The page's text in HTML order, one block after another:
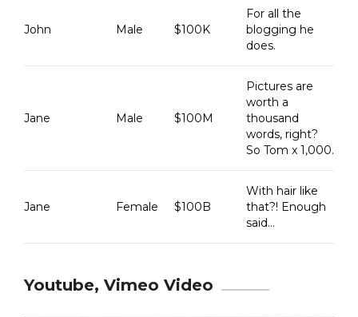
John Male $100K
For all the
blogging he
does.
Jane Male $100M
Pictures are
worth a
thousand
words, right?
So Tom x 1,000.
Jane Female $100B
With hair like
that?! Enough
said…
Youtube, Vimeo Video